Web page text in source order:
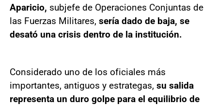
Aparicio, subjefe de Operaciones Conjuntas de
las Fuerzas Militares, sería dado de baja, se
desató una crisis dentro de la institución.
Considerado uno de los oficiales más
importantes, antiguos y estrategas, su salida
representa un duro golpe para el equilibrio de